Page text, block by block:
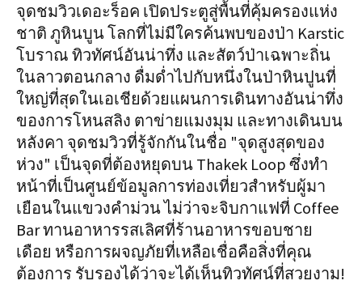
จุดชมวิวเดอะร็อค เปิดประตูสู่พื้นที่คุ้มครองแห่ง
ชาติ ภูหินบูน โลกที่ไม่มีใครค้นพบของป่า Karstic
โบราณ ทิวทัศน์อันน่าทึ่ง และสัตว์ป่าเฉพาะถิ่น
ในลาวตอนกลาง ดื่มด่ำไปกับหนึ่งในป่าหินปูนที่
ใหญ่ที่สุดในเอเชียด้วยแผนการเดินทางอันน่าทึ่ง
ของการโหนสลิง ตาข่ายแมงมุม และทางเดินบน
หลังคา จุดชมวิวที่รู้จักกันในชื่อ "จุดสูงสุดของ
ห่วง" เป็นจุดที่ต้องหยุดบน Thakek Loop ซึ่งทำ
หน้าที่เป็นศูนย์ข้อมูลการท่องเที่ยวสำหรับผู้มา
เยือนในแขวงคำม่วน ไม่ว่าจะจิบกาแฟที่ Coffee
Bar ทานอาหารรสเลิศที่ร้านอาหารขอบชาย
เดือย หรือการผจญภัยที่เหลือเชื่อคือสิ่งที่คุณ
ต้องการ รับรองได้ว่าจะได้เห็นทิวทัศน์ที่สวยงาม!